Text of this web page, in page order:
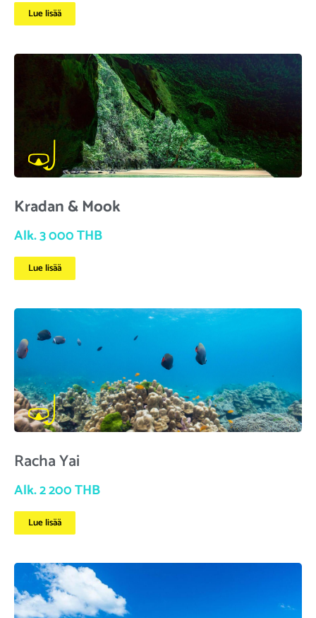
Lue lisää
Kradan & Mook
Alk. 3 000 THB
Lue lisää
Racha Yai
Alk. 2 200 THB
Lue lisää